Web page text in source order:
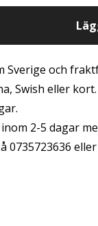
Sverige och
Swish eller kort.
2-5 dagar
0735723636 eller